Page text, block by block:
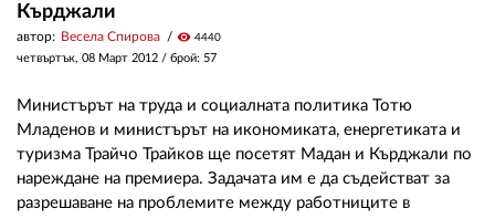
Кърджали
автор: Весела Спирова visibility 4440
четвъртък, 08 Март 2012 / брой: 57
Министърът на труда и социалната политика Тотю
Младенов и министърът на икономиката, енергетиката и
туризма Трайчо Трайков ще посетят Мадан и Кърджали по
нареждане на премиера. Задачата им е да съдействат за
разрешаване на проблемите между работниците в